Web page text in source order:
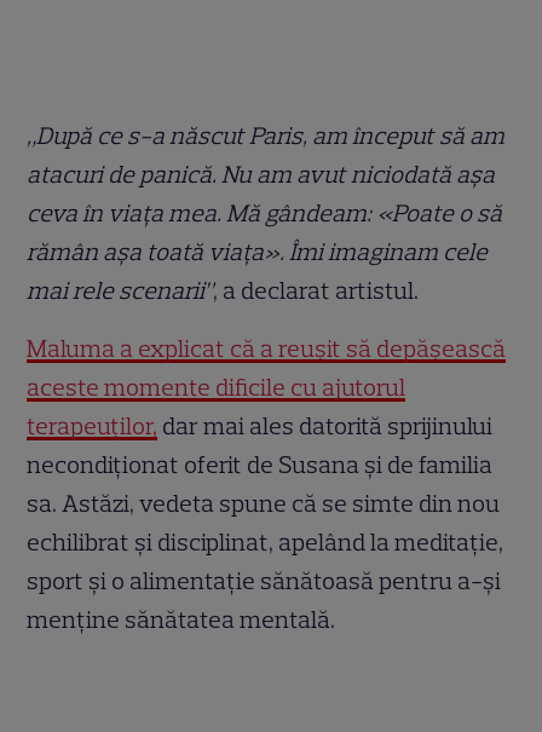
„După ce s-a născut Paris, am început să am
atacuri de panică. Nu am avut niciodată așa
ceva în viața mea. Mă gândeam: «Poate o să
rămân așa toată viața». Îmi imaginam cele
mai rele scenarii”, a declarat artistul.
Maluma a explicat că a reușit să depășească
aceste momente dificile cu ajutorul
terapeuților, dar mai ales datorită sprijinului
necondiționat oferit de Susana și de familia
sa. Astăzi, vedeta spune că se simte din nou
echilibrat și disciplinat, apelând la meditație,
sport și o alimentație sănătoasă pentru a-și
menține sănătatea mentală.